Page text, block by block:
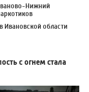
Нижний
Ивановской области
с огнем стала